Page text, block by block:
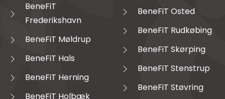
BeneFiT
Frederikshavn
BeneFiT Møldrup
BeneFiT Hals
BeneFiT Herning
BeneFiT Holbæk
BeneFiT Osted
BeneFiT Rudkøbing
BeneFiT Skørping
BeneFiT Stenstrup
BeneFiT Støvring